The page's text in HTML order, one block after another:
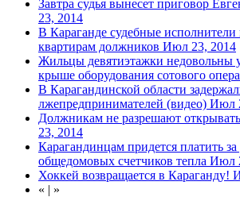
Завтра судья вынесет приговор
23, 2014
В Караганде судебные
квартирам должников Июл 23, 2014
Жильцы девятиэтажки недовольны
крыше оборудования сотового
В Карагандинской области
лжепредпринимателей (видео) Июл
Должникам не разрешают
23, 2014
Карагандинцам придется платить за
общедомовых счетчиков тепла Июл
Хоккей возвращается в Караганду!
« | »